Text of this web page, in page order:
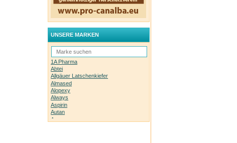
UNSERE MARKEN
1A Pharma
Abtei
Allgäuer Latschenkiefer
Almased
Alopexy
Always
Aspirin
Autan
Avene